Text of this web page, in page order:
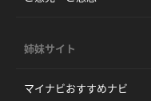
姉妹サイト
マイナビおすすめナビ